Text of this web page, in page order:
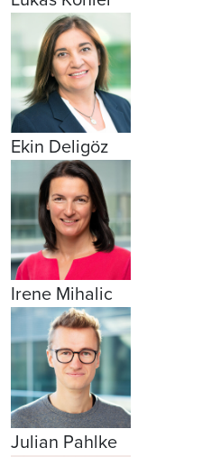
Ekin Deligöz
Irene Mihalic
Julian Pahlke